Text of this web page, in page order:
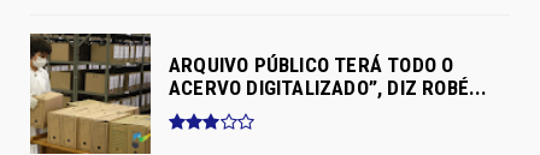
ARQUIVO PÚBLICO TERÁ TODO O
ACERVO DIGITALIZADO”, DIZ ROBÉ...